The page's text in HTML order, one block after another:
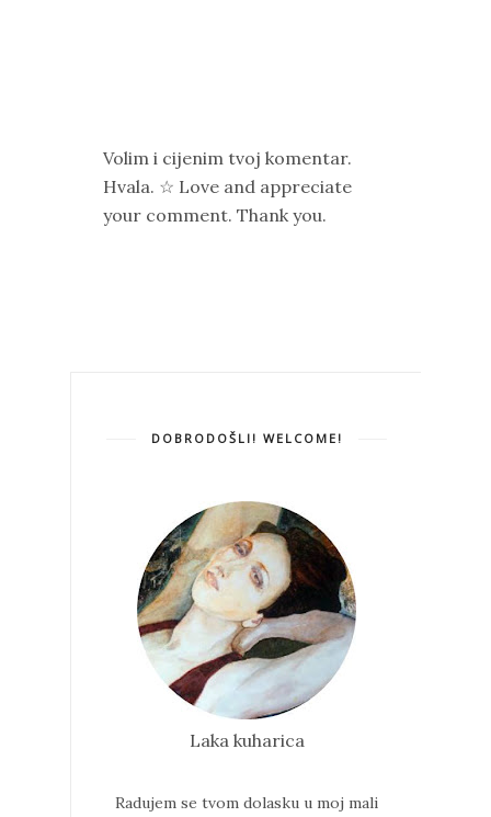
Volim i cijenim tvoj komentar.
Hvala. ☆ Love and appreciate
your comment. Thank you.
DOBRODOŠLI! WELCOME!
Laka kuharica
Radujem se tvom dolasku u moj mali